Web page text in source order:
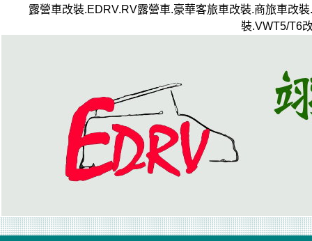
露營車改裝.EDRV.RV露營車.豪華客旅車改裝.商旅車改
裝.VWT5/T6